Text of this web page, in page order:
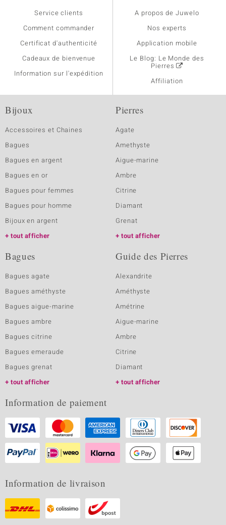
Service clients
Comment commander
Certificat d'authenticité
Cadeaux de bienvenue
Information sur l'expédition
A propos de Juwelo
Nos experts
Application mobile
Le Blog: Le Monde des
Pierres
Affiliation
Bijoux
Accessoires et Chaines
Bagues
Bagues en argent
Bagues en or
Bagues pour femmes
Bagues pour homme
Bijoux en argent
tout afficher
Pierres
Agate
Amethyste
Aigue-marine
Ambre
Citrine
Diamant
Grenat
tout afficher
Bagues
Bagues agate
Bagues améthyste
Bagues aigue-marine
Bagues ambre
Bagues citrine
Bagues emeraude
Bagues grenat
tout afficher
Guide des Pierres
Alexandrite
Améthyste
Amétrine
Aigue-marine
Ambre
Citrine
Diamant
tout afficher
Information de paiement
Information de livraison